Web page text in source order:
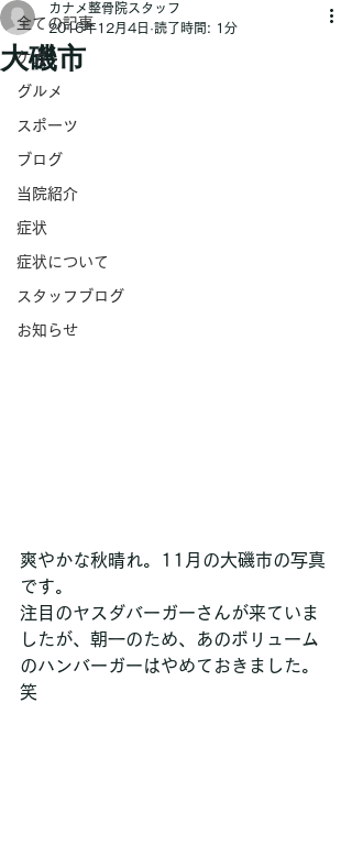
全ての記事
ケガ
グルメ
スポーツ
ブログ
当院紹介
症状
症状について
スタッフブログ
お知らせ
大磯市
カナメ整骨院スタッフ
2016年12月4日 読了時間: 1分
爽やかな秋晴れ。11月の大磯市の写真
です。
注目のヤスダバーガーさんが来ていま
したが、朝一のため、あのボリューム
のハンバーガーはやめておきました。
笑